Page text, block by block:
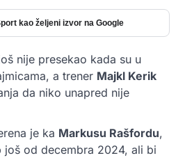
kao željeni izvor na Google
nije presekao kada su u
a trener Majkl Kerik
da niko unapred nije
je ka Markusu Rašfordu,
od decembra 2024, ali bi